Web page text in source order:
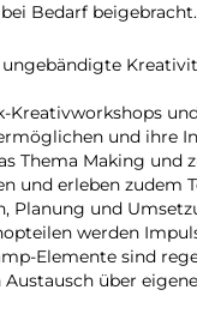
Bedarf beigebracht.
und ihre
Thema Making und
und erleben zudem
und
werden
Elemente sind
über